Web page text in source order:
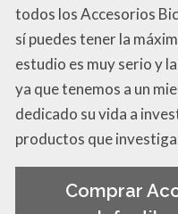
todos los Accesorios
sí puedes tener la
estudio es muy serio y
ya que tenemos a un
dedicado su vida a
productos que
Comprar